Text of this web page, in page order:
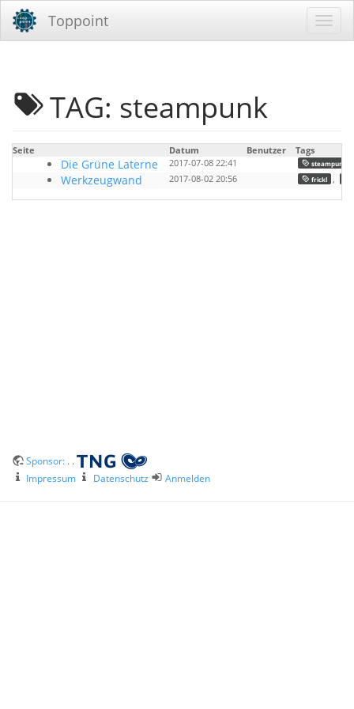
Toppoint
TAG: steampunk
Seite Datum Benutzer Tags
Die Grüne Laterne 2017-07-08 22:41 steampunk
Werkzeugwand 2017-08-02 20:56 frickl
Sponsor: . .
Impressum
Datenschutz Anmelden